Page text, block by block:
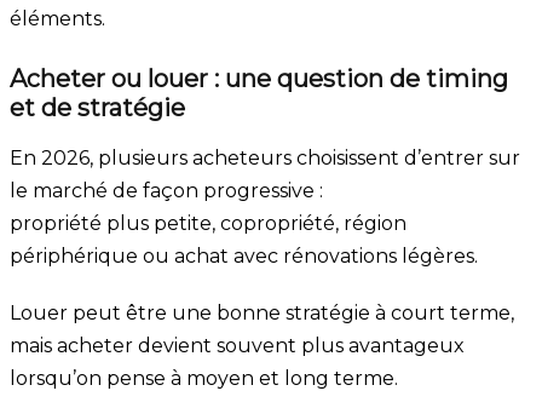
éléments.
Acheter ou louer : une question de timing
et de stratégie
En 2026, plusieurs acheteurs choisissent d’entrer sur
le marché de façon progressive :
propriété plus petite, copropriété, région
périphérique ou achat avec rénovations légères.
Louer peut être une bonne stratégie à court terme,
mais acheter devient souvent plus avantageux
lorsqu’on pense à moyen et long terme.